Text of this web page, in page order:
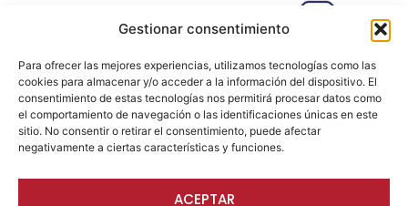
Gestionar consentimiento
Para ofrecer las mejores experiencias, utilizamos tecnologías como las
cookies para almacenar y/o acceder a la información del dispositivo. El
consentimiento de estas tecnologías nos permitirá procesar datos como
el comportamiento de navegación o las identificaciones únicas en este
sitio. No consentir o retirar el consentimiento, puede afectar
negativamente a ciertas características y funciones.
ACEPTAR
Hiberus Ecosystem Lab 50009 –
633 26 72 64
info@ajezaragoza.com
Aviso legal|Política de privacidad|Política de cookies